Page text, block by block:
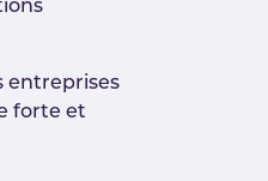
entreprises
forte et